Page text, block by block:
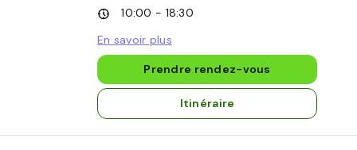
10:00 - 18:30
En savoir plus
Prendre rendez-vous
Itinéraire